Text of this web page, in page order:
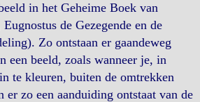
in het Geheime Boek van
de Gezegende en de
Zo ontstaan er gaandeweg
een beeld, zoals wanneer je, in
te kleuren, buiten de omtrekken
er zo een aanduiding ontstaat van de